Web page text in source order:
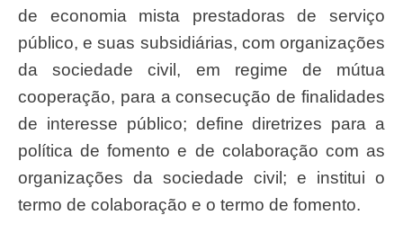
de economia mista prestadoras de serviço
público, e suas subsidiárias, com organizações
da sociedade civil, em regime de mútua
cooperação, para a consecução de finalidades
de interesse público; define diretrizes para a
política de fomento e de colaboração com as
organizações da sociedade civil; e institui o
termo de colaboração e o termo de fomento.